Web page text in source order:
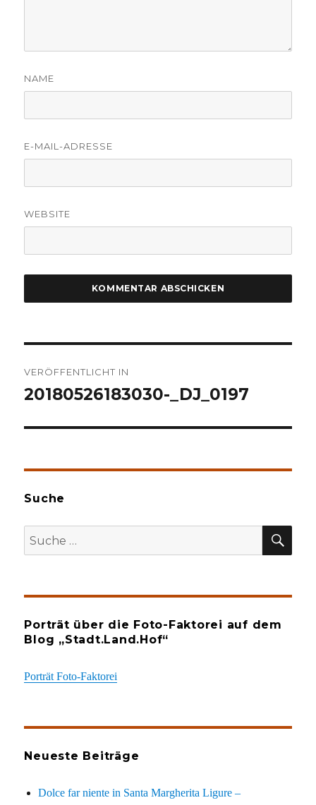
NAME
E-MAIL-ADRESSE
WEBSITE
VERÖFFENTLICHT IN
20180526183030-_DJ_0197
Suche
Suche
nach:
Porträt über die Foto-Faktorei auf dem
Blog „Stadt.Land.Hof“
Porträt Foto-Faktorei
Neueste Beiträge
Dolce far niente in Santa Margherita Ligure –